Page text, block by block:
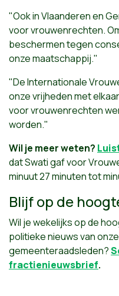
"Ook in Vlaanderen en
voor vrouwenrechten.
beschermen tegen
onze maatschappij."
"De Internationale
onze vrijheden met
voor vrouwenrechten
worden."
Wil je meer weten?
dat Swati gaf voor
minuut 27 minuten tot
Blijf op de
Wil je wekelijks op de
politieke nieuws van
gemeenteraadsleden?
fractienieuwsbrief.